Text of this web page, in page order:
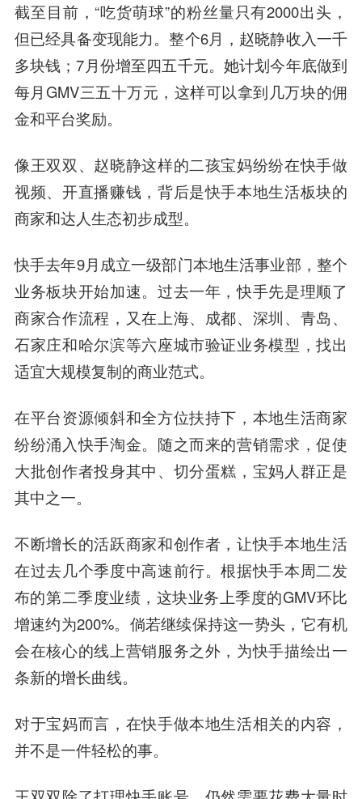
截至目前，“吃货萌球”的粉丝量只有2000出头，
但已经具备变现能力。整个6月，赵晓静收入一千
多块钱；7月份增至四五千元。她计划今年底做到
每月GMV三五十万元，这样可以拿到几万块的佣
金和平台奖励。
像王双双、赵晓静这样的二孩宝妈纷纷在快手做
视频、开直播赚钱， 背后是快手本地生活板块的
商家和达人生态初步成型。
快手去年9月成立一级部门本地生活事业部，整个
业务板块开始加速。过去一年，快手先是理顺了
商家合作流程，又在上海、成都、深圳、青岛、
石家庄和哈尔滨等六座城市验证业务模型，找出
适宜大规模复制的商业范式。
在平台资源倾斜和全方位扶持下，本地生活商家
纷纷涌入快手淘金。随之而来的营销需求，促使
大批创作者投身其中、切分蛋糕，宝妈人群正是
其中之一。
不断增长的活跃商家和创作者，让快手本地生活
在过去几个季度中高速前行。根据快手本周二发
布的第二季度业绩，这块业务上季度的GMV环比
增速约为200%。倘若继续保持这一势头， 它有机
会在核心的线上营销服务之外，为快手描绘出一
条新的增长曲线。
对于宝妈而言，在快手做本地生活相关的内容，
并不是一件轻松的事。